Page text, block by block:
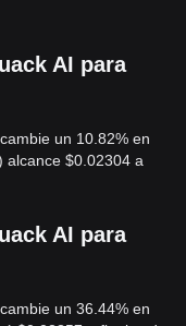
AI para
un 10.82% en
alcance $0.02304 a
AI para
un 36.44% en